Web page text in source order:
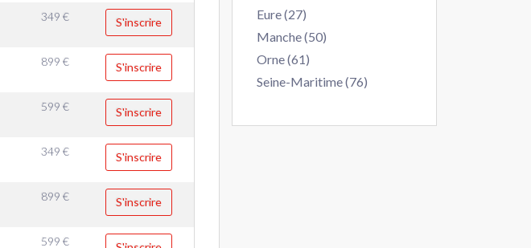
349 € S'inscrire
899 € S'inscrire
599 € S'inscrire
349 € S'inscrire
899 € S'inscrire
599 €
Eure (27)
Manche (50)
Orne (61)
Seine-Maritime (76)